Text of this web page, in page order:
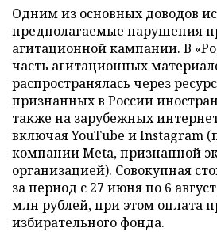
Одним из основных доводов
предполагаемые нарушения
агитационной кампании. В
часть агитационных
распространялась через
признанных в России
также на зарубежных
включая YouTube и Instagram
компании Meta, признанной
организацией). Совокупная
за период с 27 июня по 6
млн рублей, при этом оплата
избирательного фонда.